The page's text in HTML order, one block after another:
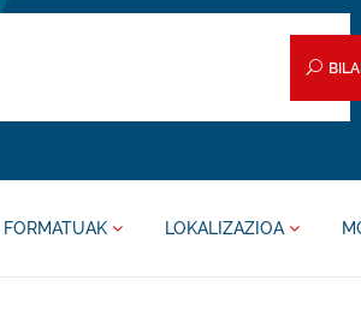
FORMATUAK LOKALIZAZIOA